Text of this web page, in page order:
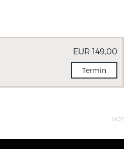
EUR 149,00
Termin
vor